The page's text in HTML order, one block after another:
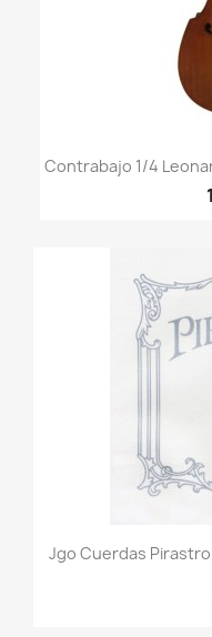
Contrabajo 1/4
Jgo Cuerdas